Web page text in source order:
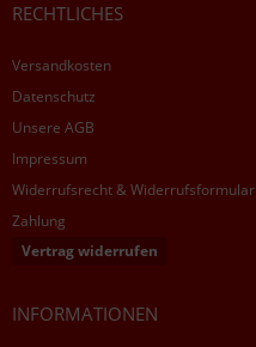
RECHTLICHES
Versandkosten
Datenschutz
Unsere AGB
Impressum
Widerrufsrecht & Widerrufsformular
Zahlung
Vertrag widerrufen
INFORMATIONEN